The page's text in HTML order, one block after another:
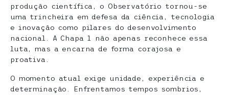
produção científica, o Observatório tornou-se
uma trincheira em defesa da ciência, tecnologia
e inovação como pilares do desenvolvimento
nacional. A Chapa 1 não apenas reconhece essa
luta, mas a encarna de forma corajosa e
proativa.
O momento atual exige unidade, experiência e
determinação. Enfrentamos tempos sombrios,